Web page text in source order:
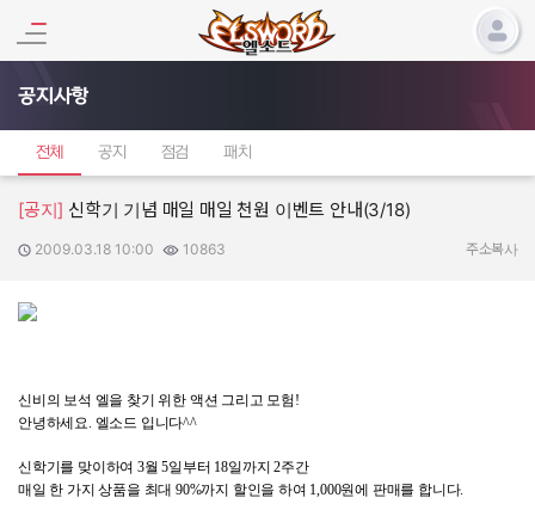
공지사항
전체 공지 점검 패치
[공지] 신학기 기념 매일 매일 천원 이벤트 안내(3/18)
작성일:
2009.03.18 10:00
조회수: 10863 주소복사
신비의 보석 엘을 찾기 위한 액션 그리고 모험 !
안녕하세요. 엘소드 입니다^^
신학기를 맞이하여 3월 5일부터 18일까지 2주간
매일 한 가지 상품을 최대 90%까지 할인을 하여 1,000원에 판매를 합니다.